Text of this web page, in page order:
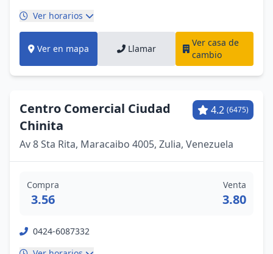
Ver horarios
Ver en mapa Llamar
Ver casa de
cambio
Centro Comercial Ciudad
Chinita
4.2 (6475)
Av 8 Sta Rita, Maracaibo 4005, Zulia, Venezuela
Compra
3.56
Venta
3.80
0424-6087332